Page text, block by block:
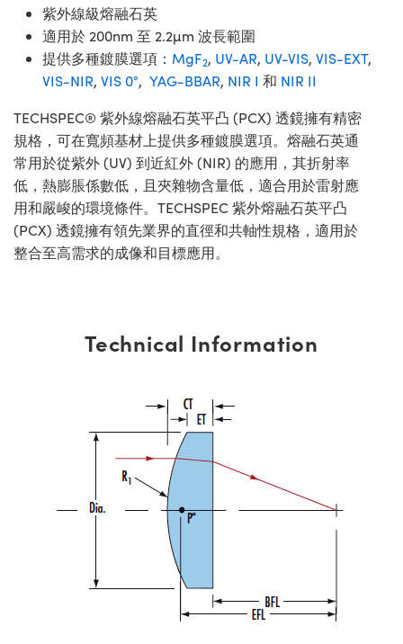
適用於 200nm 至 2.2µm 波長範圍
提供多種鍍膜選項：MgF ,UV-AR
VIS-NIR,VIS 0°,YAG-BBAR,NIR I和NIR II
規格，可在寬頻基材上提供多種鍍膜選項。熔融石英通
常用於從紫外 (UV) 到近紅外 (NIR) 的應用，其折射率
低，熱膨脹係數低，且夾雜物含量低，適合用於雷射應
用和嚴峻的環境條件。TECHSPEC 紫外熔融石英平凸
(PCX) 透鏡擁有領先業界的直徑和共軸性規格，適用於
整合至高需求的成像和目標應用。
Technical Information